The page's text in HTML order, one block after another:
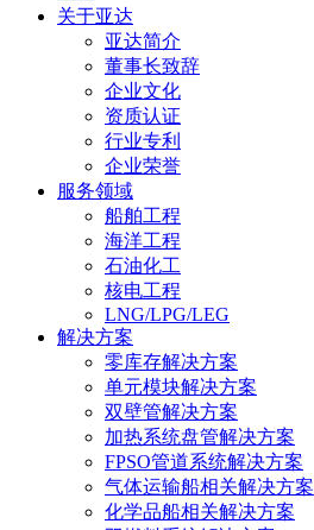
关于亚达
亚达简介
董事长致辞
企业文化
资质认证
行业专利
企业荣誉
服务领域
船舶工程
海洋工程
石油化工
核电工程
LNG/LPG/LEG
解决方案
零库存解决方案
单元模块解决方案
双壁管解决方案
加热系统盘管解决方案
FPSO管道系统解决方案
气体运输船相关解决方案
化学品船相关解决方案